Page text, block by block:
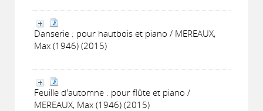
Danserie : pour hautbois et piano / MEREAUX,
Max (1946) (2015)
Feuille d'automne : pour flûte et piano /
MEREAUX, Max (1946) (2015)